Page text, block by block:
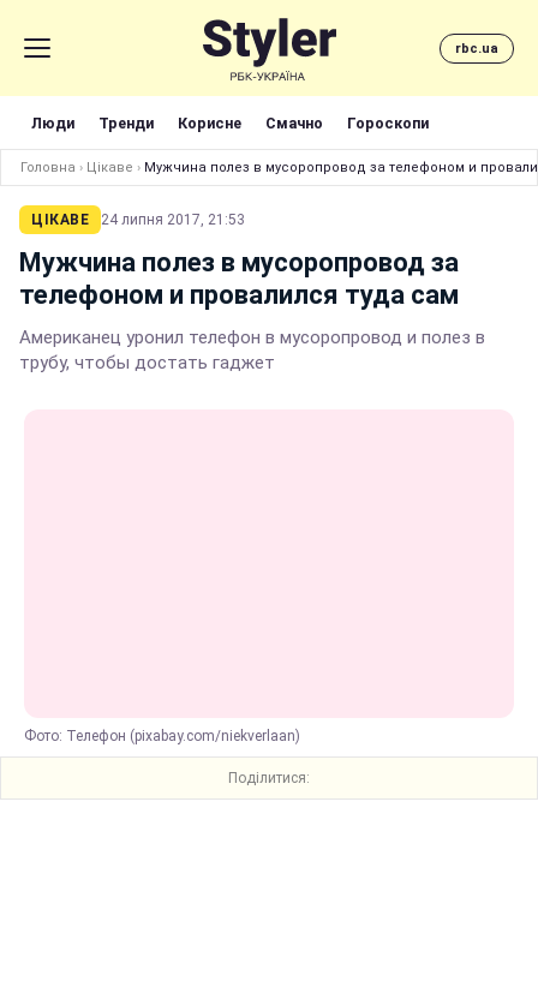
rbc.ua
Люди Тренди Корисне Смачно Гороскопи
Головна › Цікаве › Мужчина полез в мусоропровод за телефоном и
ЦІКАВЕ 24 липня 2017, 21:53
Мужчина полез в мусоропровод за
телефоном и провалился туда сам
Американец уронил телефон в мусоропровод и полез в
трубу, чтобы достать гаджет
Фото: Телефон (pixabay.com/niekverlaan)
Поділитися: